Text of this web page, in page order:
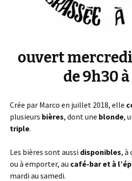
ouvert
de 9h30
Crée par Marco en juillet 2018, elle
plusieurs bières, dont une blonde,
triple.
Les bières sont aussi disponibles, à
ou à emporter, au café-bar et à
mardi au samedi.